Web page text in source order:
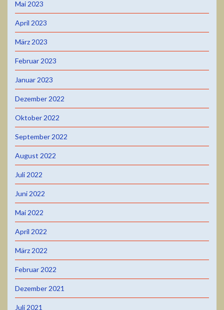
Mai 2023
April 2023
März 2023
Februar 2023
Januar 2023
Dezember 2022
Oktober 2022
September 2022
August 2022
Juli 2022
Juni 2022
Mai 2022
April 2022
März 2022
Februar 2022
Dezember 2021
Juli 2021